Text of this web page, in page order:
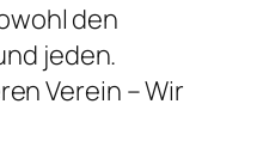
den
jeden.
Verein – Wir